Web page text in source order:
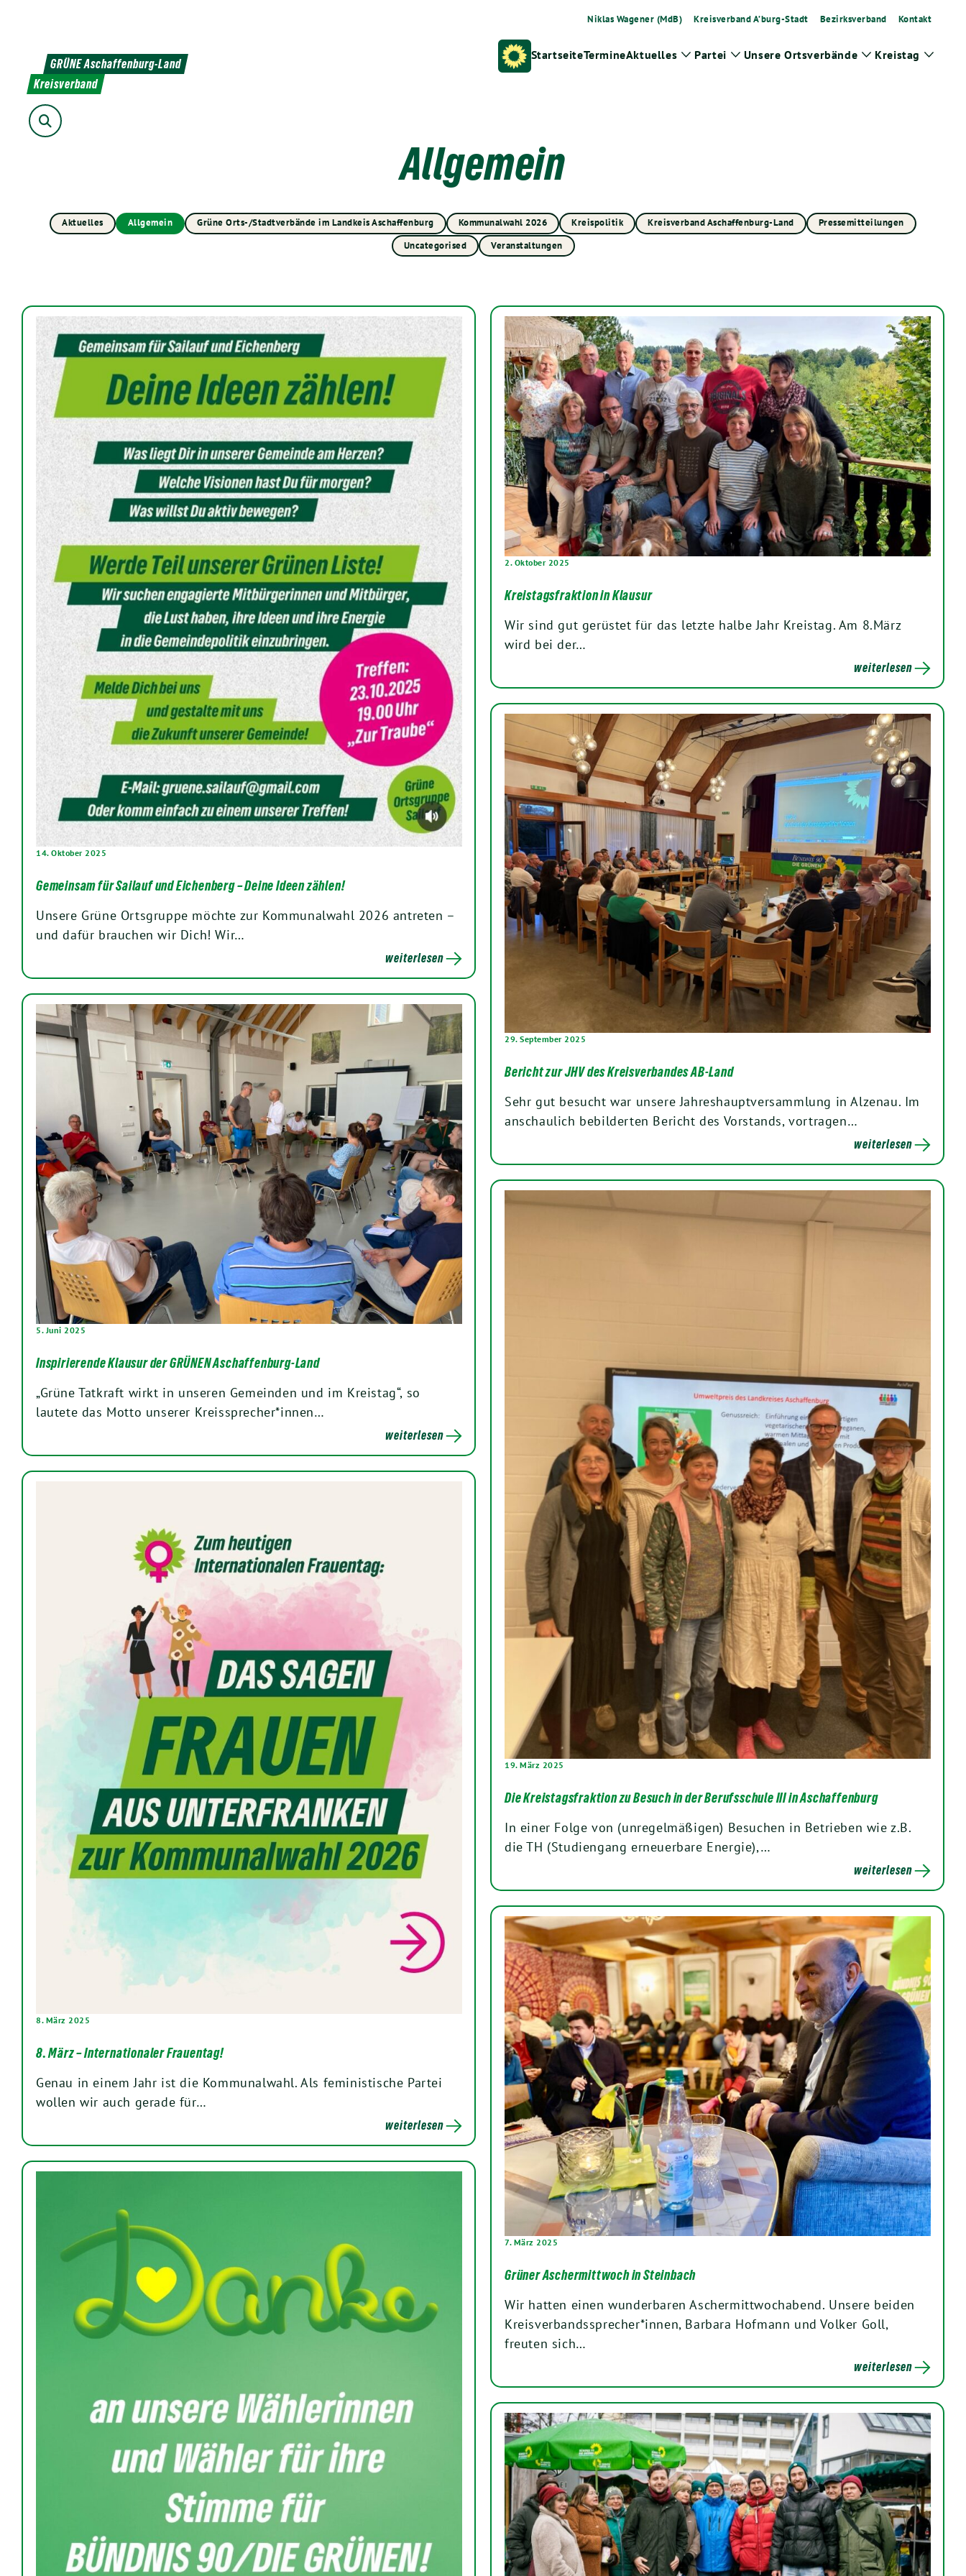
Niklas Wagener (MdB) Kreisverband A’burg-Stadt Bezirksverband Kontakt
GRÜNE Aschaffenburg-Land
Kreisverband
Suche
StartseiteTermineAktuelles Zeige
Partei Zeige
Unsere Ortsverbände Zeige
Kreistag
Zeige
Allgemein
Aktuelles Allgemein Grüne Orts-/Stadtverbände im Landkeis Aschaffenburg Kommunalwahl 2026 Kreispolitik Kreisverband Aschaffenburg-Land
Pressemitteilungen
Uncategorised
Veranstaltungen
14. Oktober 2025
Gemeinsam für Sailauf und Eichenberg – Deine Ideen zählen!
Unsere Grüne Ortsgruppe möchte zur Kommunalwahl 2026 antreten –
und dafür brauchen wir Dich! Wir…
weiterlesen
2. Oktober 2025
Kreistagsfraktion in Klausur
Wir sind gut gerüstet für das letzte halbe Jahr Kreistag. Am 8.März
wird bei der…
weiterlesen
29. September 2025
Bericht zur JHV des Kreisverbandes AB-Land
Sehr gut besucht war unsere Jahreshauptversammlung in Alzenau. Im
anschaulich bebilderten Bericht des Vorstands, vortragen…
weiterlesen
5. Juni 2025
Inspirierende Klausur der GRÜNEN Aschaffenburg-Land
„Grüne Tatkraft wirkt in unseren Gemeinden und im Kreistag“, so
lautete das Motto unserer Kreissprecher*innen…
weiterlesen
19. März 2025
Die Kreistagsfraktion zu Besuch in der Berufsschule III in Aschaffenburg
In einer Folge von (unregelmäßigen) Besuchen in Betrieben wie z.B.
die TH (Studiengang erneuerbare Energie),…
weiterlesen
8. März 2025
8. März – Internationaler Frauentag!
Genau in einem Jahr ist die Kommunalwahl. Als feministische Partei
wollen wir auch gerade für…
weiterlesen
7. März 2025
Grüner Aschermittwoch in Steinbach
Wir hatten einen wunderbaren Aschermittwochabend. Unsere beiden
Kreisverbandssprecher*innen, Barbara Hofmann und Volker Goll,
freuten sich…
weiterlesen